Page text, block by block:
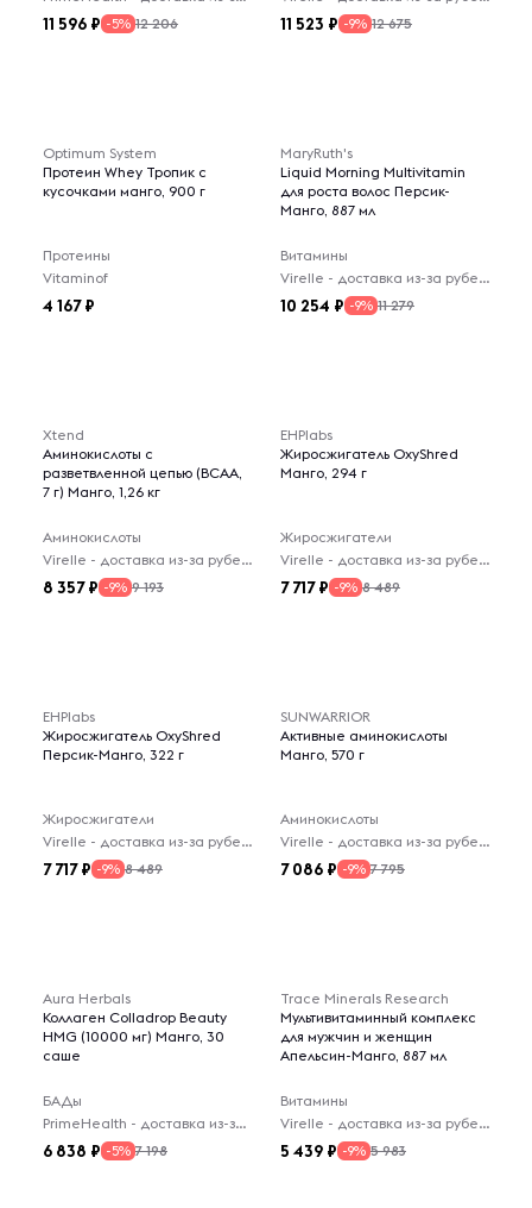
11 596 -5% 12 206 11 523 -9% 12 675
Optimum System
Протеин Whey Тропик с
кусочками манго, 900 г
Протеины
Vitaminof
4 167
MaryRuth's
Liquid Morning Multivitamin
для роста волос Персик-
Манго, 887 мл
Витамины
Virelle - доставка из-за рубежа
10 254 -9% 11 279
Xtend
Аминокислоты с
разветвленной цепью (BCAA,
7 г) Манго, 1,26 кг
Аминокислоты
Virelle - доставка из-за рубежа
8 357 -9% 9 193
EHPlabs
Жиросжигатель OxyShred
Манго, 294 г
Жиросжигатели
Virelle - доставка из-за рубежа
7 717 -9% 8 489
EHPlabs
Жиросжигатель OxyShred
Персик-Манго, 322 г
Жиросжигатели
Virelle - доставка из-за рубежа
7 717 -9% 8 489
SUNWARRIOR
Активные аминокислоты
Манго, 570 г
Аминокислоты
Virelle - доставка из-за рубежа
7 086 -9% 7 795
Aura Herbals
Коллаген Colladrop Beauty
HMG (10000 мг) Манго, 30
саше
БАДы
PrimeHealth - доставка из-за рубежа
6 838 -5% 7 198
Trace Minerals Research
Мультивитаминный комплекс
для мужчин и женщин
Апельсин-Манго, 887 мл
Витамины
Virelle - доставка из-за рубежа
5 439 -9% 5 983